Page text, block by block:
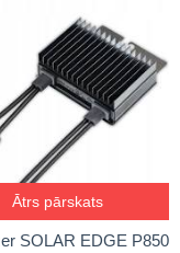
Ātrs pārskats
SOLAR EDGE P850